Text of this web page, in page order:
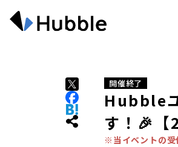
開催終了
Hubble
す！🎉
※当イベントの受